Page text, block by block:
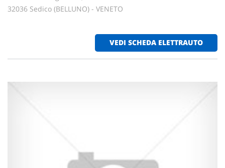
32036 Sedico (BELLUNO) - VENETO
VEDI SCHEDA ELETTRAUTO